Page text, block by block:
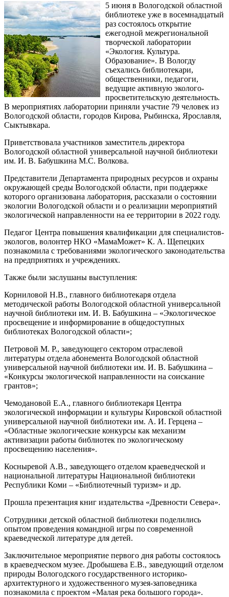
5 июня в Вологодской областной
библиотеке уже в восемнадцатый
раз состоялось открытие
ежегодной межрегиональной
творческой лаборатории
«Экология. Культура.
Образование». В Вологду
съехались библиотекари,
общественники, педагоги,
ведущие активную эколого-
просветительскую деятельность.
В мероприятиях лаборатории приняли участие 79 человек из
Вологодской области, городов Кирова, Рыбинска, Ярославля,
Сыктывкара.
Приветствовала участников заместитель директора
Вологодской областной универсальной научной библиотеки
им. И. В. Бабушкина М.С. Волкова.
Представители Департамента природных ресурсов и охраны
окружающей среды Вологодской области, при поддержке
которого организована лаборатория, рассказали о состоянии
экологии Вологодской области и о реализации мероприятий
экологической направленности на ее территории в 2022 году.
Педагог Центра повышения квалификации для специалистов-
экологов, волонтер НКО «МамаМожет» К. А. Щепецких
познакомила с требованиями экологического законодательства
на предприятиях и учреждениях.
Также были заслушаны выступления:
Корниловой Н.В., главного библиотекаря отдела
методической работы Вологодской областной универсальной
научной библиотеки им. И. В. Бабушкина – «Экологическое
просвещение и информирование в общедоступных
библиотеках Вологодской области»;
Петровой М. Р., заведующего сектором отраслевой
литературы отдела абонемента Вологодской областной
универсальной научной библиотеки им. И. В. Бабушкина –
«Конкурсы экологической направленности на соискание
грантов»;
Чемодановой Е.А., главного библиотекаря Центра
экологической информации и культуры Кировской областной
универсальной научной библиотеки им. А. И. Герцена –
«Областные экологические конкурсы как механизм
активизации работы библиотек по экологическому
просвещению населения».
Косныревой А.В., заведующего отделом краеведческой и
национальной литературы Национальной библиотеки
Республики Коми – «Библиотечный туризм» и др.
Прошла презентация книг издательства «Древности Севера».
Сотрудники детской областной библиотеки поделились
опытом проведения командной игры по современной
краеведческой литературе для детей.
Заключительное мероприятие первого дня работы состоялось
в краеведческом музее. Дробышева Е.В., заведующий отделом
природы Вологодского государственного историко-
архитектурного и художественного музея-заповедника
познакомила с проектом «Малая река большого города».